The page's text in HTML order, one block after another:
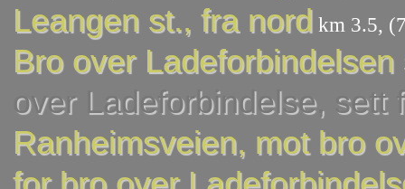
Leangen st., fra nord km 3.5,
Bro over
over Ladeforbindelse, sett
Ranheimsveien, mot bro